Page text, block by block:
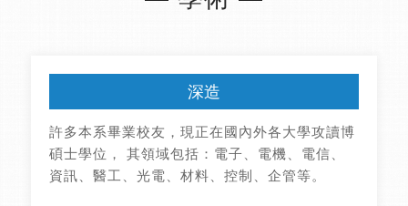
深造
許多本系畢業校友，現正在國內外各大學攻讀博
碩士學位， 其領域包括：電子、電機、電信、
資訊、醫工、光電、材料、控制、企管等。